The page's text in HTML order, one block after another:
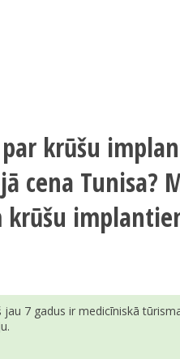
krūšu
cena Tunisa?
krūšu
jau 7 gadus ir medicīniskā